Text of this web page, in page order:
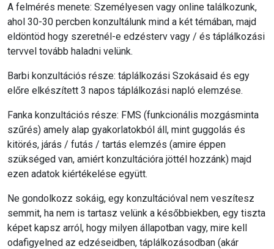
A felmérés menete: Személyesen vagy online találkozunk,
ahol 30-30 percben konzultálunk mind a két témában, majd
eldöntöd hogy szeretnél-e edzésterv vagy / és táplálkozási
tervvel tovább haladni velünk.
Barbi konzultációs része: táplálkozási Szokásaid és egy
előre elkészített 3 napos táplálkozási napló elemzése.
Fanka konzultációs része: FMS (funkcionális mozgásminta
szűrés) amely alap gyakorlatokból áll, mint guggolás és
kitörés, járás / futás / tartás elemzés (amire éppen
szükséged van, amiért konzultációra jöttél hozzánk) majd
ezen adatok kiértékelése együtt.
Ne gondolkozz sokáig, egy konzultációval nem veszítesz
semmit, ha nem is tartasz velünk a későbbiekben, egy tiszta
képet kapsz arról, hogy milyen állapotban vagy, mire kell
odafigyelned az edzéseidben, táplálkozásodban (akár